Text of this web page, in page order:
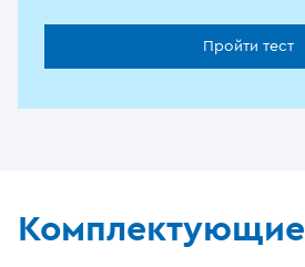
Пройти тест
Комплектующие